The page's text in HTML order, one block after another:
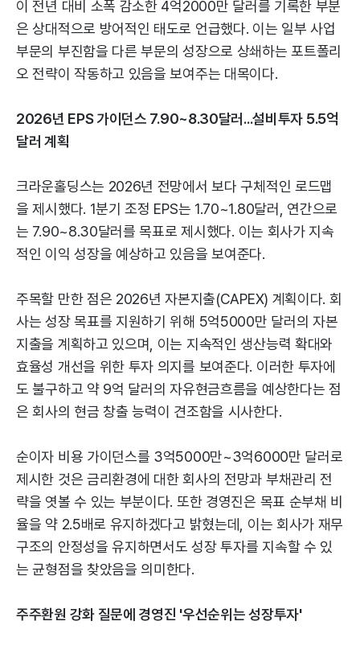
이 전년 대비 소폭 감소한 4억2000만 달러를 기록한 부분
은 상대적으로 방어적인 태도로 언급했다. 이는 일부 사업
부문의 부진함을 다른 부문의 성장으로 상쇄하는 포트폴리
오 전략이 작동하고 있음을 보여주는 대목이다.
2026년 EPS 가이던스 7.90~8.30달러...설비투자 5.5억
달러 계획
크라운홀딩스는 2026년 전망에서 보다 구체적인 로드맵
을 제시했다. 1분기 조정 EPS는 1.70~1.80달러, 연간으로
는 7.90~8.30달러를 목표로 제시했다. 이는 회사가 지속
적인 이익 성장을 예상하고 있음을 보여준다.
주목할 만한 점은 2026년 자본지출(CAPEX) 계획이다. 회
사는 성장 목표를 지원하기 위해 5억5000만 달러의 자본
지출을 계획하고 있으며, 이는 지속적인 생산능력 확대와
효율성 개선을 위한 투자 의지를 보여준다. 이러한 투자에
도 불구하고 약 9억 달러의 자유현금흐름을 예상한다는 점
은 회사의 현금 창출 능력이 견조함을 시사한다.
순이자 비용 가이던스를 3억5000만~3억6000만 달러로
제시한 것은 금리환경에 대한 회사의 전망과 부채관리 전
략을 엿볼 수 있는 부분이다. 또한 경영진은 목표 순부채 비
율을 약 2.5배로 유지하겠다고 밝혔는데, 이는 회사가 재무
구조의 안정성을 유지하면서도 성장 투자를 지속할 수 있
는 균형점을 찾았음을 의미한다.
주주환원 강화 질문에 경영진 '우선순위는 성장투자'